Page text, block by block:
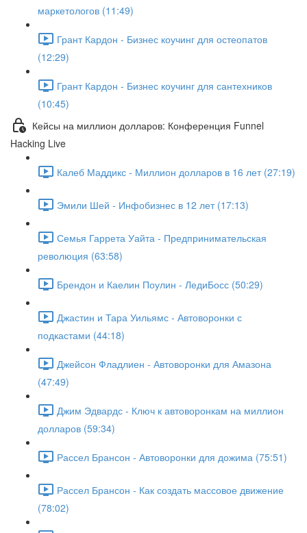
маркетологов (11:49)
Грант Кардон - Бизнес коучинг для остеопатов
(12:29)
Грант Кардон - Бизнес коучинг для сантехников
(10:45)
Кейсы на миллион долларов: Конференция Funnel
Hacking Live
Калеб Маддикс - Миллион долларов в 16 лет (27:19)
Эмили Шей - Инфобизнес в 12 лет (17:13)
Семья Гаррета Уайта - Предпринимательская
революция (63:58)
Брендон и Каелин Поулин - ЛедиБосс (50:29)
Джастин и Тара Уильямс - Автоворонки с
подкастами (44:18)
Джейсон Фладлиен - Автоворонки для Амазона
(47:49)
Джим Эдвардс - Ключ к автоворонкам на миллион
долларов (59:34)
Рассел Брансон - Автоворонки для дожима (75:51)
Рассел Брансон - Как создать массовое движение
(78:02)